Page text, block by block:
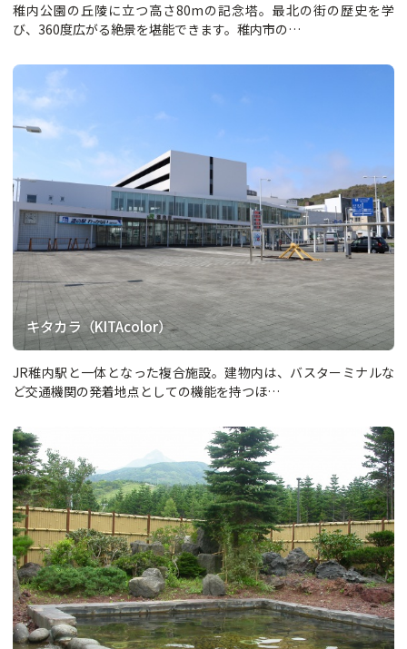
稚内公園の丘陵に立つ高さ80mの記念塔。最北の街の歴史を学
び、360度広がる絶景を堪能できます。稚内市の…
キタカラ（KITAcolor）
JR稚内駅と一体となった複合施設。建物内は、バスターミナルな
ど交通機関の発着地点としての機能を持つほ…